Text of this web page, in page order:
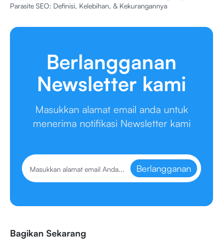
Parasite SEO: Definisi, Kelebihan, & Kekurangannya
Berlangganan
Newsletter kami
Masukkan alamat email anda untuk
menerima notifikasi Newsletter kami
Berlangganan
Bagikan Sekarang